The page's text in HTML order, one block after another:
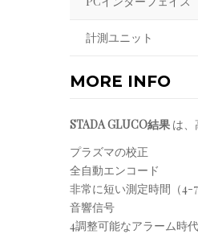
計測ユニット
MORE INFO
STADA GLUCO結果 は
プラズマの校正
全自動エンコード
非常に短い測定時間（4-7
音響信号
4調整可能なアラーム時代